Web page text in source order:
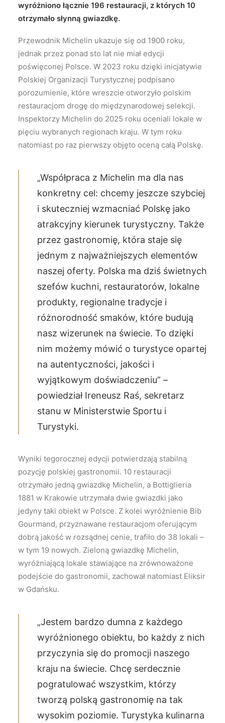
wyróżniono łącznie 196 restauracji, z których 10
otrzymało słynną gwiazdkę.
Przewodnik Michelin ukazuje się od 1900 roku,
jednak przez ponad sto lat nie miał edycji
poświęconej Polsce. W 2023 roku dzięki inicjatywie
Polskiej Organizacji Turystycznej podpisano
porozumienie, które wreszcie otworzyło polskim
restauracjom drogę do międzynarodowej selekcji.
Inspektorzy Michelin do 2025 roku oceniali lokale w
pięciu wybranych regionach kraju. W tym roku
natomiast po raz pierwszy objęto oceną całą Polskę.
„Współpraca z Michelin ma dla nas
konkretny cel: chcemy jeszcze szybciej
i skuteczniej wzmacniać Polskę jako
atrakcyjny kierunek turystyczny. Także
przez gastronomię, która staje się
jednym z najważniejszych elementów
naszej oferty. Polska ma dziś świetnych
szefów kuchni, restauratorów, lokalne
produkty, regionalne tradycje i
różnorodność smaków, które budują
nasz wizerunek na świecie. To dzięki
nim możemy mówić o turystyce opartej
na autentyczności, jakości i
wyjątkowym doświadczeniu” –
powiedział Ireneusz Raś, sekretarz
stanu w Ministerstwie Sportu i
Turystyki.
Wyniki tegorocznej edycji potwierdzają stabilną
pozycję polskiej gastronomii. 10 restauracji
otrzymało jedną gwiazdkę Michelin, a Bottiglieria
1881 w Krakowie utrzymała dwie gwiazdki jako
jedyny taki obiekt w Polsce. Z kolei wyróżnienie Bib
Gourmand, przyznawane restauracjom oferującym
dobrą jakość w rozsądnej cenie, trafiło do 38 lokali –
w tym 19 nowych. Zieloną gwiazdkę Michelin,
wyróżniającą lokale stawiające na zrównoważone
podejście do gastronomii, zachował natomiast Eliksir
w Gdańsku.
„Jestem bardzo dumna z każdego
wyróżnionego obiektu, bo każdy z nich
przyczynia się do promocji naszego
kraju na świecie. Chcę serdecznie
pogratulować wszystkim, którzy
tworzą polską gastronomię na tak
wysokim poziomie. Turystyka kulinarna